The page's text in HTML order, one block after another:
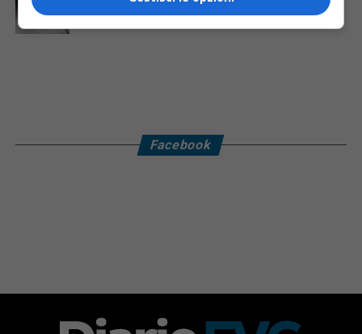
scossa più forte sul Quarnero
Facebook